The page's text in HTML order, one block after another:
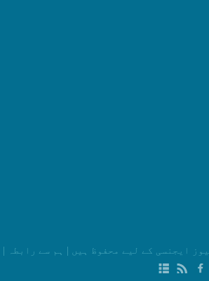
ایجنسی کے لیے محفوظ ہیں ہم سے رابطہ